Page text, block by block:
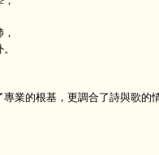
的根基，更調合了詩與歌的